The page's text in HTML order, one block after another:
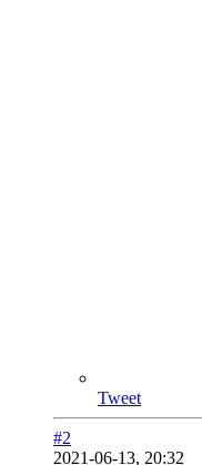
Tweet
#2
2021-06-13, 20:32